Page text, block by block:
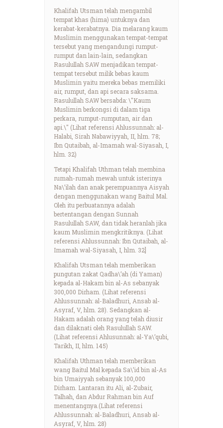
Khalifah Utsman telah mengambil
tempat khas (hima) untuknya dan
kerabat-kerabatnya. Dia melarang kaum
Muslimin menggunakan tempat-tempat
tersebut yang mengandungi rumput-
rumput dan lain-lain, sedangkan
Rasulullah SAW menjadikan tempat-
tempat tersebut milik bebas kaum
Muslimin yaitu mereka bebas memiliki
air, rumput, dan api secara saksama.
Rasulullah SAW bersabda: \"Kaum
Muslimin berkongsi di dalam tiga
perkara, rumput-rumputan, air dan
api.\" (Lihat referensi Ahlussunnah: al-
Halabi, Sirah Nabawiyyah, II, hlm. 78;
Ibn Qutaibah, al-Imamah wal-Siyasah, I,
hlm. 32)
Tetapi Khalifah Uthman telah membina
rumah-rumah mewah untuk isterinya
Na\’ilah dan anak perempuannya Aisyah
dengan menggunakan wang Baitul Mal.
Oleh itu perbuatannya adalah
bertentangan dengan Sunnah
Rasulullah SAW, dan tidak heranlah jika
kaum Muslimin mengkritiknya. (Lihat
referensi Ahlussunnah: Ibn Qutaibah, al-
Imamah wal-Siyasah, I, hlm. 32]
Khalifah Utsman telah memberikan
pungutan zakat Qadha\’ah (di Yaman)
kepada al-Hakam bin al-As sebanyak
300,000 Dirham. (Lihat referensi
Ahlussunnah: al-Baladhuri, Ansab al-
Asyraf, V, hlm. 28). Sedangkan al-
Hakam adalah orang yang telah diusir
dan dilaknati oleh Rasulullah SAW.
(Lihat referensi Ahlusunnah: al-Ya\’qubi,
Tarikh, II, hlm. 145)
Khalifah Uthman telah memberikan
wang Baitul Mal kepada Sa\’id bin al-As
bin Umaiyyah sebanyak 100,000
Dirham. Lantaran itu Ali, al-Zubair,
Talhah, dan Abdur Rahman bin Auf
menentangnya.(Lihat referensi
Ahlussunnah: al-Baladhuri, Ansab al-
Asyraf, V, hlm. 28)